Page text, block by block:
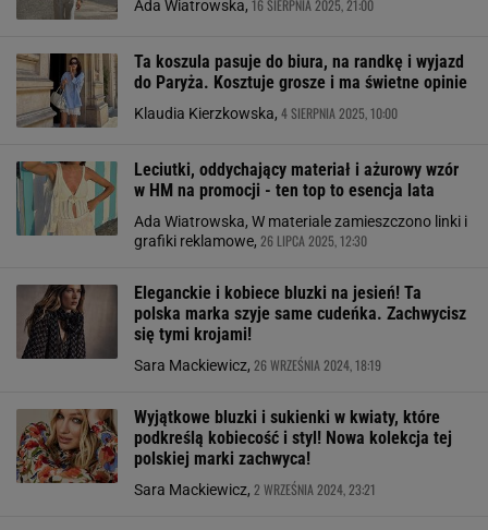
Ada Wiatrowska, 16 SIERPNIA 2025, 21:00
Ta koszula pasuje do biura, na randkę i wyjazd
do Paryża. Kosztuje grosze i ma świetne opinie
Klaudia Kierzkowska, 4 SIERPNIA 2025, 10:00
Leciutki, oddychający materiał i ażurowy wzór
w HM na promocji - ten top to esencja lata
Ada Wiatrowska, W materiale zamieszczono linki i
grafiki reklamowe, 26 LIPCA 2025, 12:30
Eleganckie i kobiece bluzki na jesień! Ta
polska marka szyje same cudeńka. Zachwycisz
się tymi krojami!
Sara Mackiewicz, 26 WRZEŚNIA 2024, 18:19
Wyjątkowe bluzki i sukienki w kwiaty, które
podkreślą kobiecość i styl! Nowa kolekcja tej
polskiej marki zachwyca!
Sara Mackiewicz, 2 WRZEŚNIA 2024, 23:21